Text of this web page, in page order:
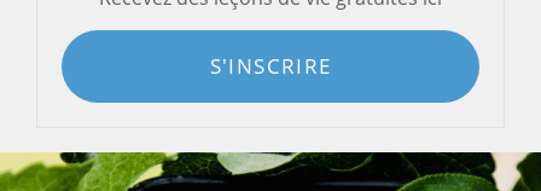
S'INSCRIRE